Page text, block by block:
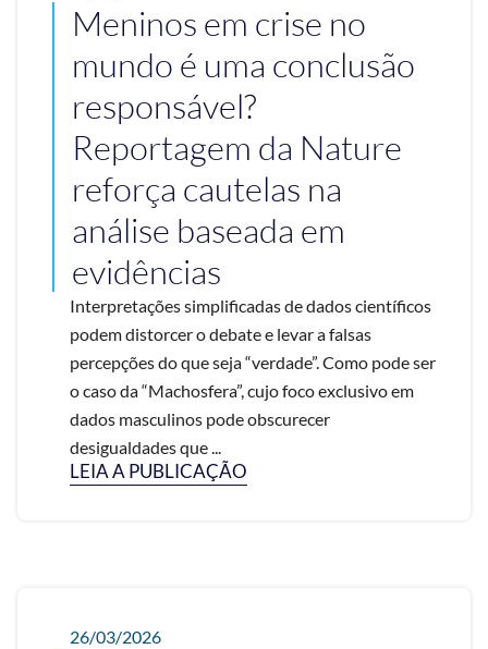
Meninos em crise no
mundo é uma conclusão
responsável?
Reportagem da Nature
reforça cautelas na
análise baseada em
evidências
Interpretações simplificadas de dados científicos
podem distorcer o debate e levar a falsas
percepções do que seja “verdade”. Como pode ser
o caso da “Machosfera”, cujo foco exclusivo em
dados masculinos pode obscurecer
desigualdades que ...
LEIA A PUBLICAÇÃO
26/03/2026